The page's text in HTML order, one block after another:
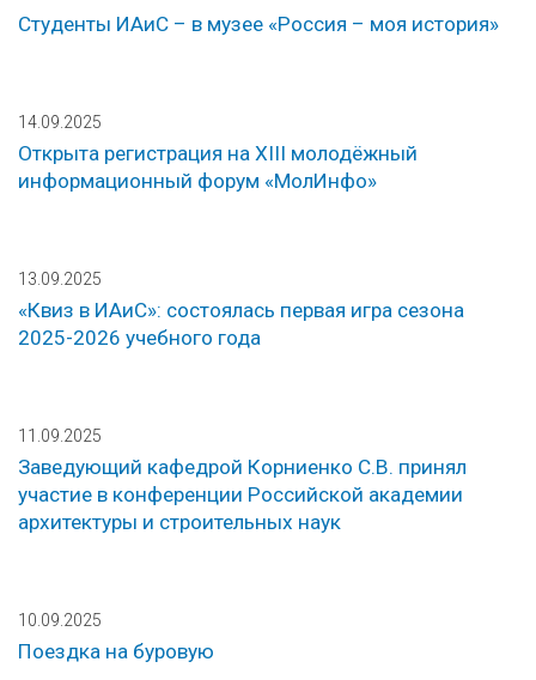
Студенты ИАиС – в музее «Россия – моя история»
14.09.2025
Открыта регистрация на XIII молодёжный
информационный форум «МолИнфо»
13.09.2025
«Квиз в ИАиС»: состоялась первая игра сезона
2025-2026 учебного года
11.09.2025
Заведующий кафедрой Корниенко С.В. принял
участие в конференции Российской академии
архитектуры и строительных наук
10.09.2025
Поездка на буровую